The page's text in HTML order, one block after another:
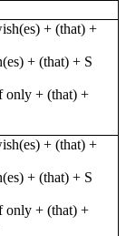
+ (that) +
+ (that) + S
only + (that) +
+ (that) +
+ (that) + S
only + (that) +